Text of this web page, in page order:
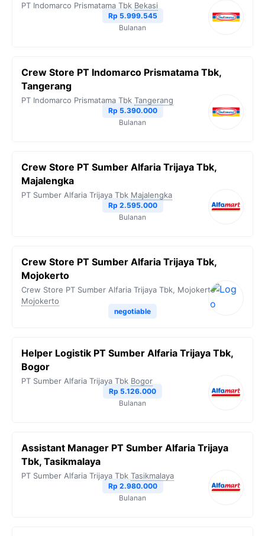
PT Indomarco Prismatama Tbk Bekasi
Rp 5.999.545
Bulanan
Crew Store PT Indomarco Prismatama Tbk,
Tangerang
PT Indomarco Prismatama Tbk Tangerang
Rp 5.390.000
Bulanan
Crew Store PT Sumber Alfaria Trijaya Tbk,
Majalengka
PT Sumber Alfaria Trijaya Tbk Majalengka
Rp 2.595.000
Bulanan
Crew Store PT Sumber Alfaria Trijaya Tbk,
Mojokerto
Crew Store PT Sumber Alfaria Trijaya Tbk, Mojokerto
Mojokerto
negotiable
Helper Logistik PT Sumber Alfaria Trijaya Tbk,
Bogor
PT Sumber Alfaria Trijaya Tbk Bogor
Rp 5.126.000
Bulanan
Assistant Manager PT Sumber Alfaria Trijaya
Tbk, Tasikmalaya
PT Sumber Alfaria Trijaya Tbk Tasikmalaya
Rp 2.980.000
Bulanan